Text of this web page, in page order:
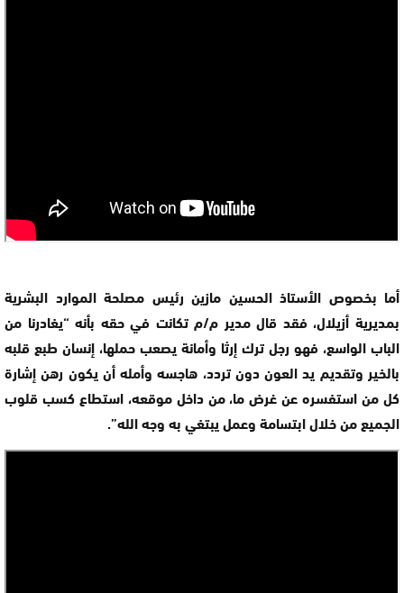
أما بخصوص الأستاذ الحسين مازين رئيس مصلحة الموارد البشرية
بمديرية أزيلال، فقد قال مدير م/م تكانت في حقه بأنه “يغادرنا من
الباب الواسع، فهو رجل ترك إرثا وأمانة يصعب حملها، إنسان طبع قلبه
بالخير وتقديم يد العون دون تردد، هاجسه وأمله أن يكون رهن إشارة
كل من استفسره عن غرض ما، من داخل موقعه، استطاع كسب قلوب
الجميع من خلال ابتسامة وعمل يبتغي به وجه الله”.